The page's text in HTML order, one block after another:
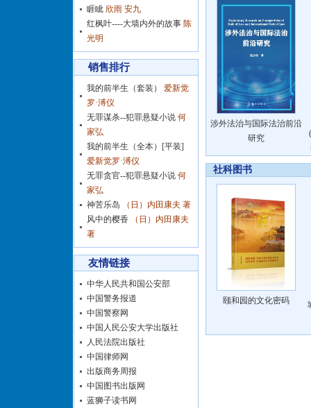
睚眦 欣雨 安九
红枫叶----大墙内外的故事 陈
光明
销售排行
我的前半生（套装）
爱新觉
罗·溥仪
无罪谋杀--犯罪悬疑小说 何
家弘
我的前半生（全本）[平装]
爱新觉罗·溥仪
无罪贪官--犯罪悬疑小说 何
家弘
神苦乐岛 （日）内田康夫 著
风中的樱香 （日）内田康夫
著
友情链接
中华人民共和国公安部
中国警务报道
中国警察网
中国人民公安大学出版社
人民法院出版社
中国律师网
出版商务周报
中国图书出版网
蓝狮子读书网
涉外法治与国际法治前沿
研究
社科图书
颐和园的文化密码